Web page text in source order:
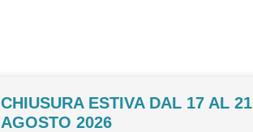
CHIUSURA ESTIVA DAL 17 AL 21
AGOSTO 2026